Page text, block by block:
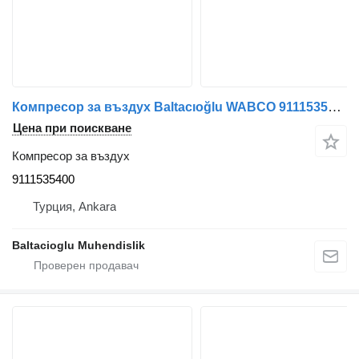
Компресор за въздух Baltacıoğlu WABCO 9111535400 за автобус
Цена при поискване
Компресор за въздух
9111535400
Турция, Ankara
Baltacioglu Muhendislik